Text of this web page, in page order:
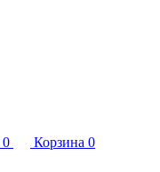
0 Корзина 0